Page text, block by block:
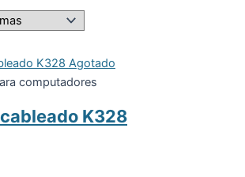
Agotado
computadores
K328